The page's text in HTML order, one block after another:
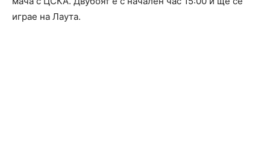
играе на Лаута.